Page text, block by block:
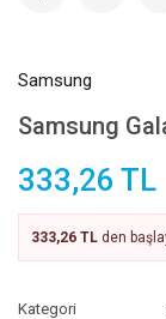
Samsung
Samsung
333,26 TL
333,26 TL den
Kategori